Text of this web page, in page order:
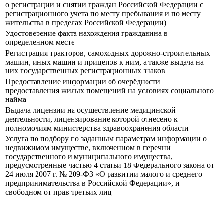
о регистрации и снятии граждан Российской Федерации с
регистрационного учета по месту пребывания и по месту
жительства в пределах Российской Федерации)
Удостоверение факта нахождения гражданина в
определенном месте
Регистрация тракторов, самоходных дорожно-строительных
машин, иных машин и прицепов к ним, а также выдача на
них государственных регистрационных знаков
Предоставление информации об очерёдности
предоставления жилых помещений на условиях социального
найма
Выдача лицензии на осуществление медицинской
деятельности, лицензирование которой отнесено к
полномочиям министерства здравоохранения области
Услуга по подбору по заданным параметрам информации о
недвижимом имуществе, включенном в перечни
государственного и муниципального имущества,
предусмотренные частью 4 статьи 18 Федерального закона от
24 июля 2007 г. № 209-ФЗ «О развитии малого и среднего
предпринимательства в Российской Федерации», и
свободном от прав третьих лиц